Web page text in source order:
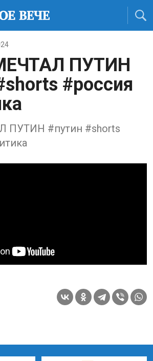
ПУТИН
#россия
ПУТИН #путин #shorts